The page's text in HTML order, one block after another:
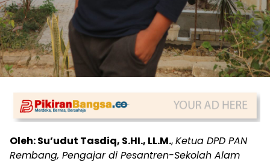
Oleh: Su’udut Tasdiq, S.HI., LL.M.,Ketua DPD PAN
Rembang, Pengajar di Pesantren-Sekolah Alam